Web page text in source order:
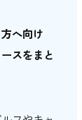
へ向け
スをまと